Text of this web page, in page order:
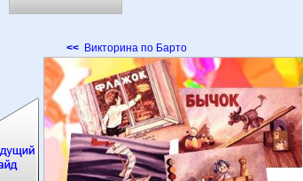
<< Викторина по Барто